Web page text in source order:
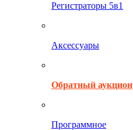
Регистраторы 5в1
Аксессуары
Обратный аукцион
Программное